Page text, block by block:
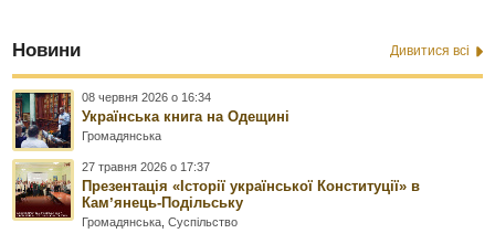
Новини Дивитися всі
08 червня 2026 о 16:34
Українська книга на Одещині
Громадянська
27 травня 2026 о 17:37
Презентація «Історії української Конституції» в
Камʼянець-Подільську
Громадянська ,Суспільство